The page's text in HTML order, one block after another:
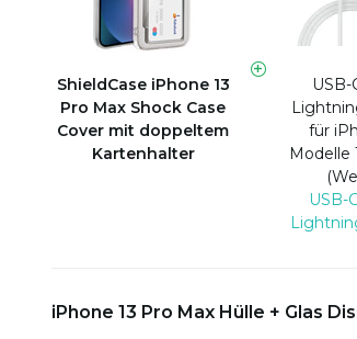
ShieldCase iPhone 13
Pro Max Shock Case
Cover mit doppeltem
Kartenhalter
USB-
für
Modelle
USB-
iPhone 13 Pro Max Hülle + Glas